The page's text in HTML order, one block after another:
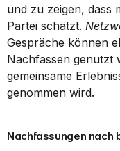
und zu zeigen, dass
Partei schätzt.
Gespräche können
Nachfassen genutzt
gemeinsame
genommen wird.
Nachfassungen nach